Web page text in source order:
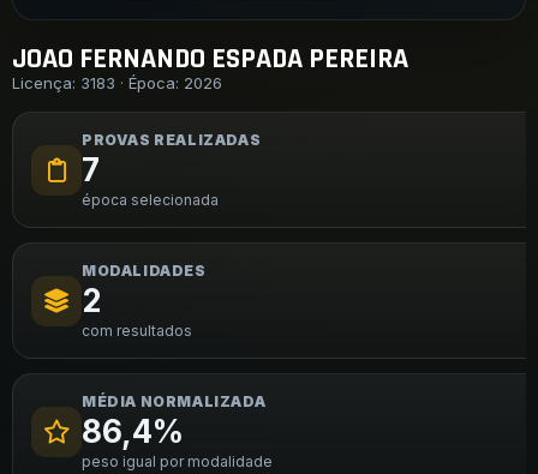
JOAO FERNANDO ESPADA PEREIRA
Licença: 3183 · Época: 2026
PROVAS REALIZADAS
7
época selecionada
MODALIDADES
2
com resultados
MÉDIA NORMALIZADA
86,4%
peso igual por modalidade